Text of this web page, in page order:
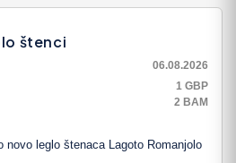
štenci
06.08.2026
1 GBP
2 BAM
novo leglo štenaca Lagoto Romanjolo